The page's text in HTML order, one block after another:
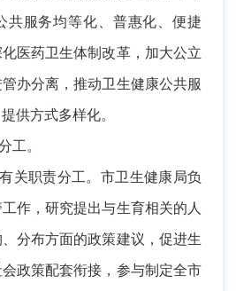
共服务均等化、普惠化、便捷
医药卫生体制改革，加大公立
办分离，推动卫生健康公共服
供方式多样化。
。
职责分工。市卫生健康局负
作，研究提出与生育相关的人
分布方面的政策建议，促进生
政策配套衔接，参与制定全市